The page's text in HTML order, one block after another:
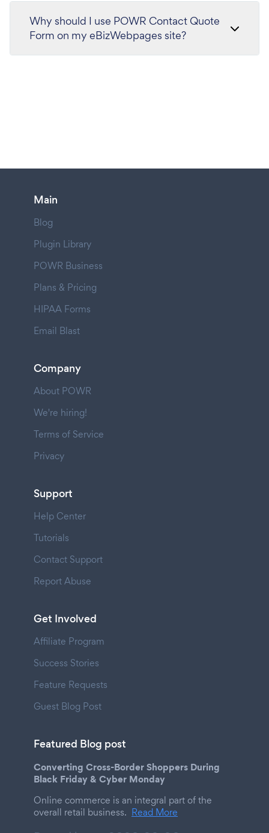
Why should I use POWR Contact Quote
Form on my eBizWebpages site?
Main
Blog
Plugin Library
POWR Business
Plans & Pricing
HIPAA Forms
Email Blast
Company
About POWR
We're hiring!
Terms of Service
Privacy
Support
Help Center
Tutorials
Contact Support
Report Abuse
Get Involved
Affiliate Program
Success Stories
Feature Requests
Guest Blog Post
Featured Blog post
Converting Cross-Border Shoppers During
Black Friday & Cyber Monday
Online commerce is an integral part of the
overall retail business. Read More